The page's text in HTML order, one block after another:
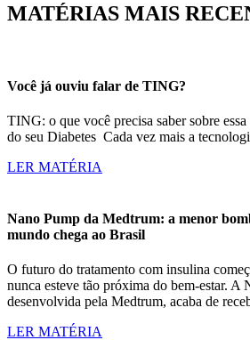
MATÉRIAS MAIS
Você já ouviu falar de TING?
TING: o que você precisa saber sobre
do seu Diabetes Cada vez mais a
LER MATÉRIA
Nano Pump da Medtrum: a menor
mundo chega ao Brasil
O futuro do tratamento com insulina
nunca esteve tão próxima do bem-estar. A
desenvolvida pela Medtrum, acaba de
LER MATÉRIA